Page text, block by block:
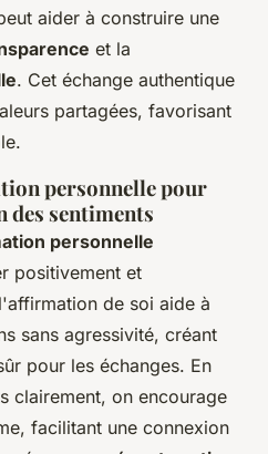
aider à construire une
et la
. Cet échange authentique
partagées, favorisant
personnelle pour
des sentiments
personnelle
positivement et
de soi aide à
sans agressivité, créant
pour les échanges. En
clairement, on encourage
facilitant une connexion